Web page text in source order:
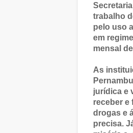
trabalho
pelo uso
em
mensal
As
jurídica e
receber e
drogas e
precisa.